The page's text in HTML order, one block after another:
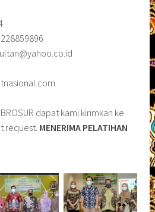
dapat kami kirimkan ke
request. MENERIMA PELATIHAN